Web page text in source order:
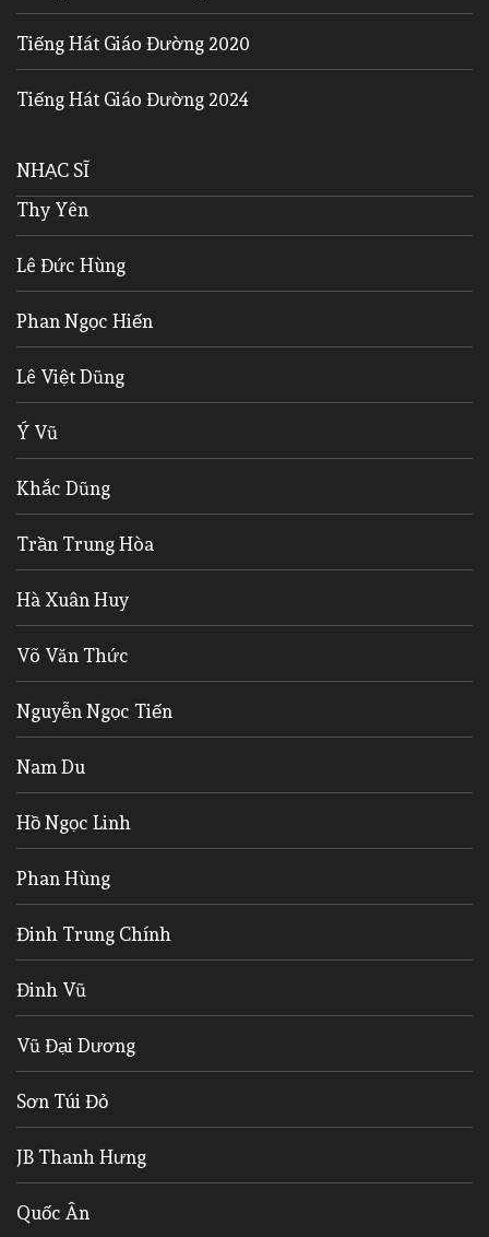
Tiếng Hát Giáo Đường 2020
Tiếng Hát Giáo Đường 2024
NHẠC SĨ
Thy Yên
Lê Đức Hùng
Phan Ngọc Hiến
Lê Việt Dũng
Ý Vũ
Khắc Dũng
Trần Trung Hòa
Hà Xuân Huy
Võ Văn Thức
Nguyễn Ngọc Tiến
Nam Du
Hồ Ngọc Linh
Phan Hùng
Đinh Trung Chính
Đinh Vũ
Vũ Đại Dương
Sơn Túi Đỏ
JB Thanh Hưng
Quốc Ân